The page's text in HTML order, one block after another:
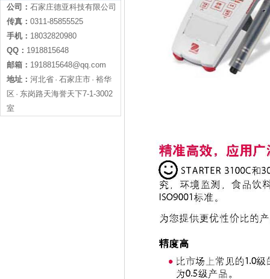
公司： 石家庄德亚科技有限公司
传真： 0311-85855525
手机： 18032820980
QQ： 1918815648
邮箱： 1918815648@qq.com
地址： 河北省 · 石家庄市 · 裕华
区 · 东岗路天海誉天下7-1-3002
室